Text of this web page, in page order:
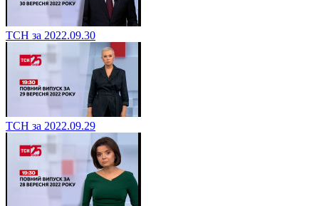
ТСН за 2022.09.30
ТСН за 2022.09.29